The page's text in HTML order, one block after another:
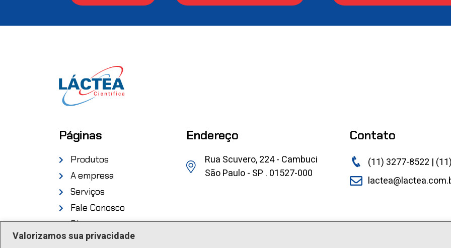
Valorizamos sua privacidade
Páginas
Produtos
A empresa
Serviços
Fale Conosco
Blog
Endereço
Rua Scuvero, 224 - Cambuci
São Paulo - SP . 01527-000
Contato
(11) 3277-8522 |